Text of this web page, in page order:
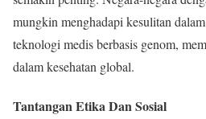
mungkin menghadapi kesulitan
teknologi medis berbasis genom,
dalam kesehatan global.
Tantangan Etika Dan Sosial